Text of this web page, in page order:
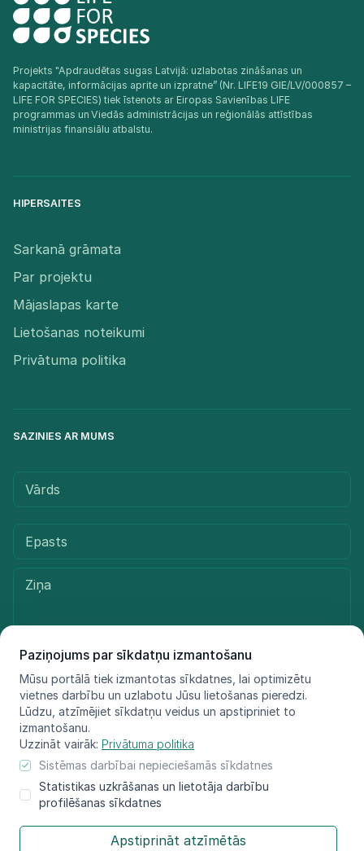
Paziņojums par sīkdatņu izmantošanu
Mūsu portālā tiek izmantotas sīkdatnes, lai optimizētu
vietnes darbību un uzlabotu Jūsu lietošanas pieredzi.
Lūdzu, atzīmējiet sīkdatņu veidus un apstipriniet to
izmantošanu.
Uzzināt vairāk: Privātuma politika
Sistēmas darbībai nepieciešamās sīkdatnes
Statistikas uzkrāšanas un lietotāja darbību
profilēšanas sīkdatnes
Apstiprināt atzīmētās
Projekts "Apdraudētas sugas Latvijā: uzlabotas zināšanas un
kapacitāte, informācijas aprite un izpratne” (Nr. LIFE19 GIE/LV/000857 –
LIFE FOR SPECIES) tiek īstenots ar Eiropas Savienības LIFE
programmas un Viedās administrācijas un reģionālās attīstības
ministrijas finansiālu atbalstu.​
HIPERSAITES
Sarkanā grāmata
Par projektu
Mājaslapas karte
Lietošanas noteikumi
Privātuma politika
SAZINIES AR MUMS
Sūtīt ziņu
redzējumu, Eiropas Klimata, infrastruktūras
un vides izpildaģentūra nav atbildīga par šeit sniegtās informācijas